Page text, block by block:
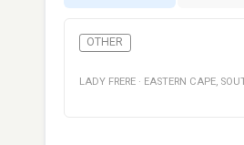
OTHER
LADY FRERE · EASTERN CAPE,